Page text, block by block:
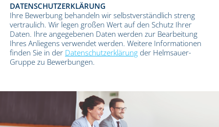
DATENSCHUTZERKLÄRUNG
Ihre Bewerbung behandeln wir selbstverständlich streng
vertraulich. Wir legen großen Wert auf den Schutz Ihrer
Daten. Ihre angegebenen Daten werden zur Bearbeitung
Ihres Anliegens verwendet werden. Weitere Informationen
finden Sie in der Datenschutzerklärung der Helmsauer-
Gruppe zu Bewerbungen.